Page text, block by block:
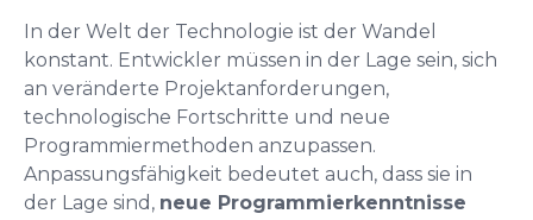
In der Welt der Technologie ist der Wandel
konstant. Entwickler müssen in der Lage sein, sich
an veränderte Projektanforderungen,
technologische Fortschritte und neue
Programmiermethoden anzupassen.
Anpassungsfähigkeit bedeutet auch, dass sie in
der Lage sind, neue Programmierkenntnisse